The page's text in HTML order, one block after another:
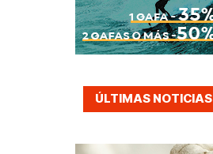
ÚLTIMAS NOTICIAS